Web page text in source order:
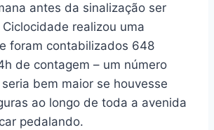
antes da sinalização ser
realizou uma
foram contabilizados 648
de contagem – um número
bem maior se houvesse
ao longo de toda a avenida
pedalando.